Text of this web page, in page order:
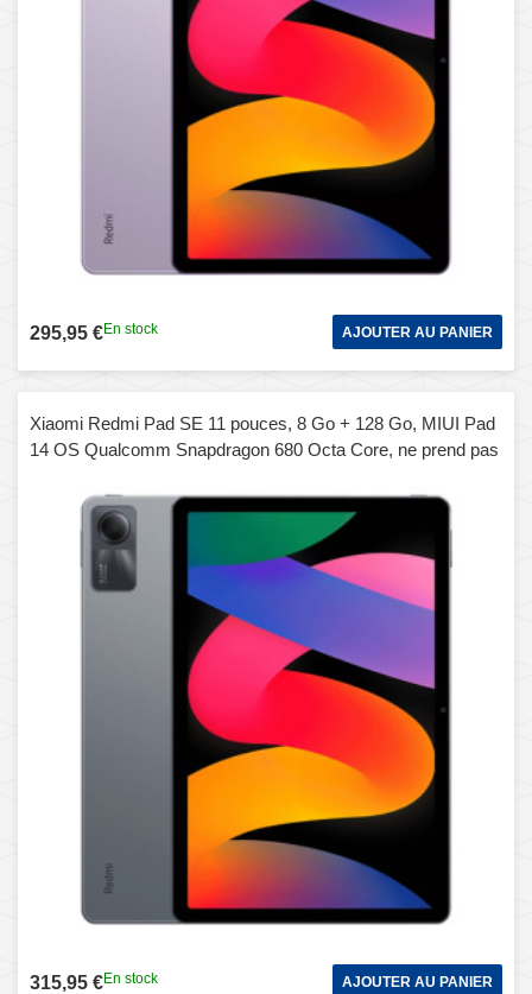
295,95 €En stock AJOUTER AU PANIER
Xiaomi Redmi Pad SE 11 pouces, 8 Go + 128 Go, MIUI Pad
14 OS Qualcomm Snapdragon 680 Octa Core, ne prend pas
315,95 €En stock AJOUTER AU PANIER